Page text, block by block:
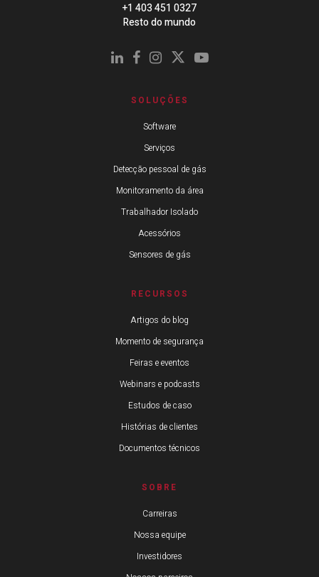
+1 403 451 0327
Resto do mundo
SOLUÇÕES
Software
Serviços
Detecção pessoal de gás
Monitoramento da área
Trabalhador Isolado
Acessórios
Sensores de gás
RECURSOS
Artigos do blog
Momento de segurança
Feiras e eventos
Webinars e podcasts
Estudos de caso
Histórias de clientes
Documentos técnicos
SOBRE
Carreiras
Nossa equipe
Investidores